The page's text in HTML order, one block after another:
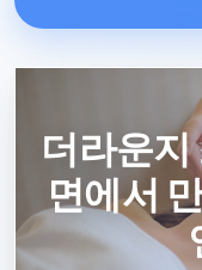
더라운지
면에서